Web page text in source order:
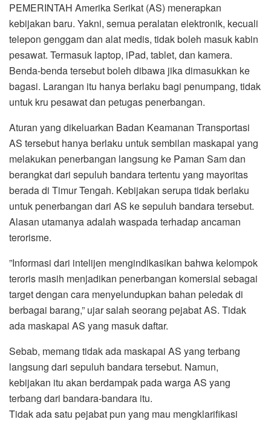
PEMERINTAH Amerika Serikat (AS) menerapkan
kebijakan baru. Yakni, semua peralatan elektronik, kecuali
telepon genggam dan alat medis, tidak boleh masuk kabin
pesawat. Termasuk laptop, iPad, tablet, dan kamera.
Benda-benda tersebut boleh dibawa jika dimasukkan ke
bagasi. Larangan itu hanya berlaku bagi penumpang, tidak
untuk kru pesawat dan petugas penerbangan.
Aturan yang dikeluarkan Badan Keamanan Transportasi
AS tersebut hanya berlaku untuk sembilan maskapai yang
melakukan penerbangan langsung ke Paman Sam dan
berangkat dari sepuluh bandara tertentu yang mayoritas
berada di Timur Tengah. Kebijakan serupa tidak berlaku
untuk penerbangan dari AS ke sepuluh bandara tersebut.
Alasan utamanya adalah waspada terhadap ancaman
terorisme.
”Informasi dari intelijen mengindikasikan bahwa kelompok
teroris masih menjadikan penerbangan komersial sebagai
target dengan cara menyelundupkan bahan peledak di
berbagai barang,” ujar salah seorang pejabat AS. Tidak
ada maskapai AS yang masuk daftar.
Sebab, memang tidak ada maskapai AS yang terbang
langsung dari sepuluh bandara tersebut. Namun,
kebijakan itu akan berdampak pada warga AS yang
terbang dari bandara-bandara itu.
Tidak ada satu pejabat pun yang mau mengklarifikasi